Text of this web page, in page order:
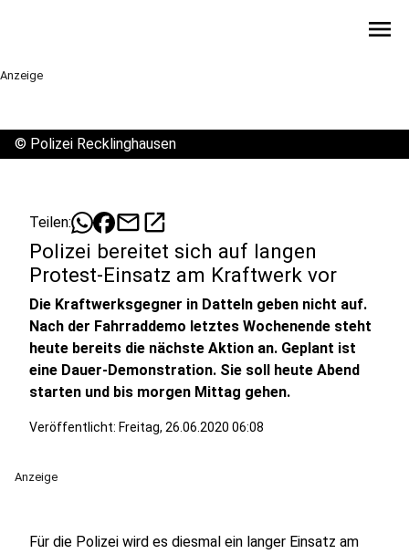
menu
Anzeige
© Polizei Recklinghausen
Teilen: mailopen_in_new
Polizei bereitet sich auf langen
Protest-Einsatz am Kraftwerk vor
Die Kraftwerksgegner in Datteln geben nicht auf.
Nach der Fahrraddemo letztes Wochenende steht
heute bereits die nächste Aktion an. Geplant ist
eine Dauer-Demonstration. Sie soll heute Abend
starten und bis morgen Mittag gehen.
Veröffentlicht: Freitag, 26.06.2020 06:08
Anzeige
Für die Polizei wird es diesmal ein langer Einsatz am